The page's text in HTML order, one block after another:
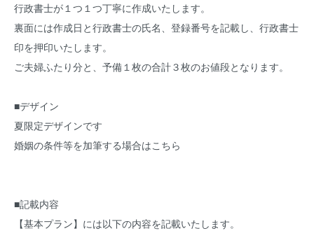
行政書士が１つ１つ丁寧に作成いたします。
裏面には作成日と行政書士の氏名、登録番号を記載し、行政書士
印を押印いたします。
ご夫婦ふたり分と、予備１枚の合計３枚のお値段となります。
■デザイン
夏限定デザインです
婚姻の条件等を加筆する場合はこちら
■記載内容
【基本プラン】には以下の内容を記載いたします。